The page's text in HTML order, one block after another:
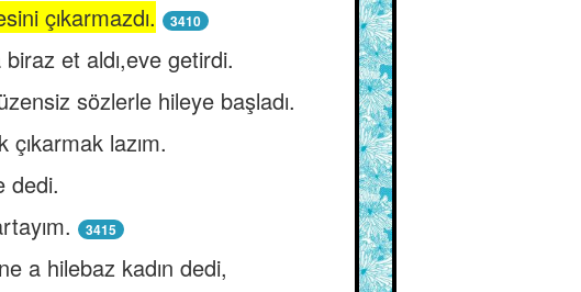
çıkarmazdı. 3410
et aldı,eve getirdi.
sözlerle hileye başladı.
lazım.
dedi.
3415
a hilebaz kadın dedi,